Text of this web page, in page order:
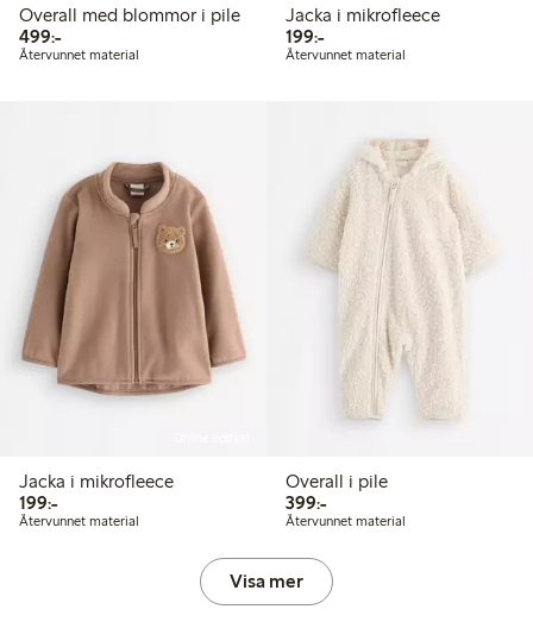
Overall med blommor i pile
499:-499,00 kr
Återvunnet material
Jacka i mikrofleece
199:-199,00 kr
Återvunnet material
Jacka i mikrofleece
199:-199,00 kr
Återvunnet material
Overall i pile
399:-399,00 kr
Återvunnet material
Visa mer